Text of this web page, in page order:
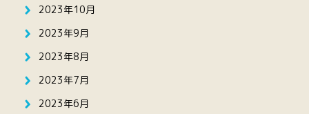
2023年10月
2023年9月
2023年8月
2023年7月
2023年6月